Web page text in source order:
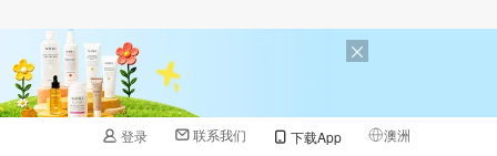
登录 联系我们 下载App 澳洲